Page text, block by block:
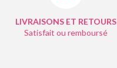
LIVRAISONS ET RETOURS
Satisfait ou remboursé